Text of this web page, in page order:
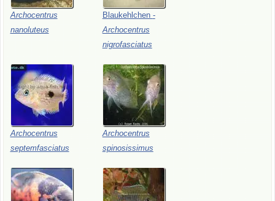
Archocentrus
nanoluteus
Blaukehlchen -
Archocentrus
nigrofasciatus
Archocentrus
septemfasciatus
Archocentrus
spinosissimus